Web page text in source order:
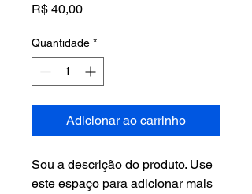
R$ 40,00Preço
Quantidade *
Adicionar ao carrinho
Sou a descrição do produto. Use
este espaço para adicionar mais